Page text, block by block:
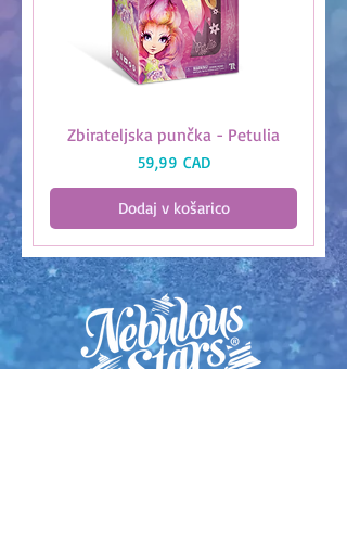
Zbirateljska punčka - Petulia
Cena
59,99 CAD
Dodaj v košarico